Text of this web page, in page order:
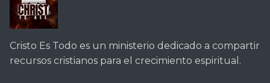
Cristo Es Todo es un ministerio dedicado a compartir
recursos cristianos para el crecimiento espiritual.